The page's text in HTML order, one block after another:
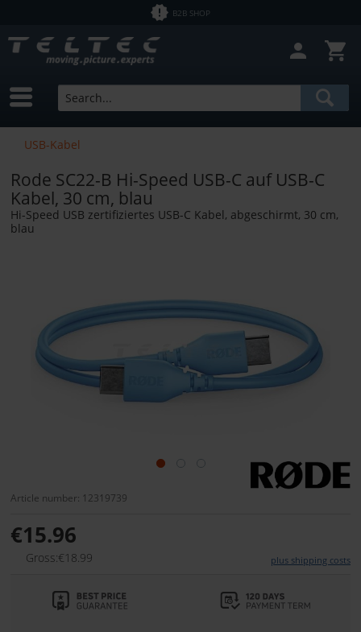
B2B SHOP
USB-Kabel
Rode SC22-B Hi-Speed USB-C auf USB-C
Kabel, 30 cm, blau
Hi-Speed USB zertifiziertes USB-C Kabel, abgeschirmt, 30 cm,
blau
Article number: 12319739
€15.96
Gross:€18.99 plus shipping costs